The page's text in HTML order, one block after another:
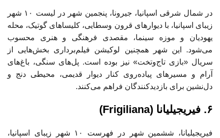
در شمال شرقی اسپانیا، جیرونا، پنجمین شهر در لیست ۱۰ شهر
زیبای اسپانیا، با دیوارهای قرون وسطایی، کلیساهای گوتیک، محله
یهودیان و موزه سینما، مقصدی فرهنگی و هنری محسوب
می‌شود. این شهر همچنین لوکیشن فیلم‌برداری بخش‌هایی از
سریال «بازی تاج‌وتخت» نیز بوده است. پل‌های سنگی، باغ‌های
آرام و مسیرهای پیاده‌روی کنار دیوار قدیمی، محیطی دنج و
دل‌نشین برای بازدیدکنندگان فراهم می‌کنند.
۶. فیریجیلیانا (Frigiliana)
فیریجیلیانا، ششمین شهر در فهرست ۱۰ شهر زیبای اسپانیا،